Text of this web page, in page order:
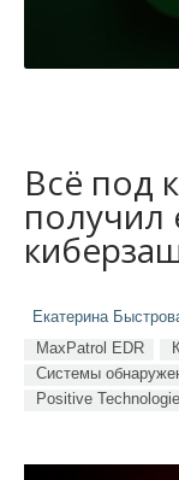
Всё под
получил
Екатерина
MaxPatrol EDR
Системы
Positive